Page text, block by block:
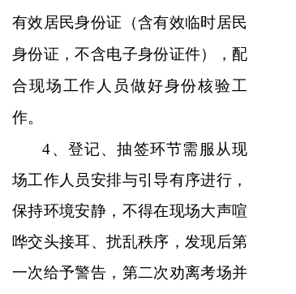
有效居民身份证（含有效临时居民
身份证，不含电子身份证件），配
合现场工作人员做好身份核验工
作。
4、登记、抽签环节需服从现
场工作人员安排与引导有序进行，
保持环境安静，不得在现场大声喧
哗交头接耳、扰乱秩序，发现后第
一次给予警告，第二次劝离考场并